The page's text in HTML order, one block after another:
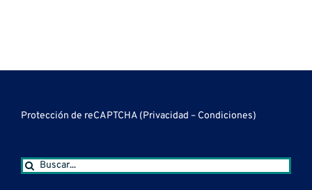
Protección de reCAPTCHA (Privacidad – Condiciones)
Buscar: